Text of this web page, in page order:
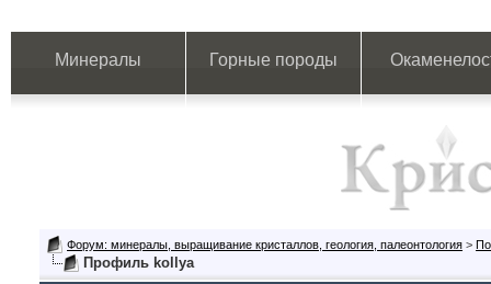
Минералы Горные породы
Форум: минералы, выращивание кристаллов, геология, палеонтология >
Профиль kollya